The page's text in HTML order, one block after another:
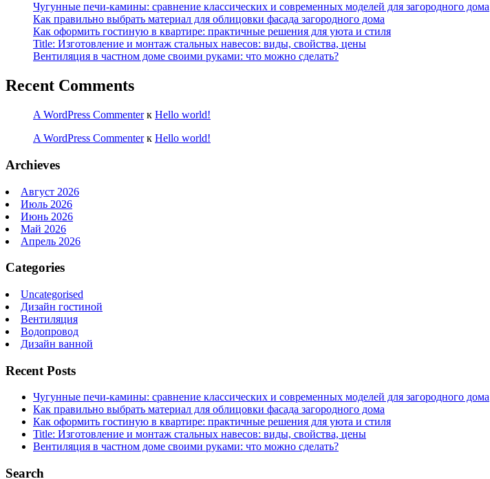
Чугунные печи-камины: сравнение классических и современных моделей для загородного дома
Как правильно выбрать материал для облицовки фасада загородного дома
Как оформить гостиную в квартире: практичные решения для уюта и стиля
Title: Изготовление и монтаж стальных навесов: виды, свойства, цены
Вентиляция в частном доме своими руками: что можно сделать?
Recent Comments
A WordPress Commenterк Hello world!
A WordPress Commenterк Hello world!
Archieves
Август 2026
Июль 2026
Июнь 2026
Май 2026
Апрель 2026
Categories
Uncategorised
Дизайн гостиной
Вентиляция
Водопровод
Дизайн ванной
Recent Posts
Чугунные печи-камины: сравнение классических и современных моделей для загородного дома
Как правильно выбрать материал для облицовки фасада загородного дома
Как оформить гостиную в квартире: практичные решения для уюта и стиля
Title: Изготовление и монтаж стальных навесов: виды, свойства, цены
Вентиляция в частном доме своими руками: что можно сделать?
Search